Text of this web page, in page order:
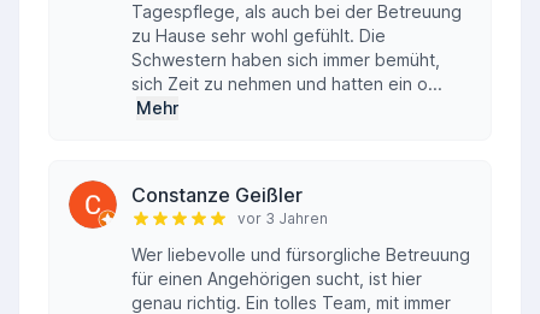
Tagespflege, als auch bei der Betreuung
zu Hause sehr wohl gefühlt. Die
Schwestern haben sich immer bemüht,
sich Zeit zu nehmen und hatten ein o...
Mehr
Constanze Geißler
vor 3 Jahren
Wer liebevolle und fürsorgliche Betreuung
für einen Angehörigen sucht, ist hier
genau richtig. Ein tolles Team, mit immer